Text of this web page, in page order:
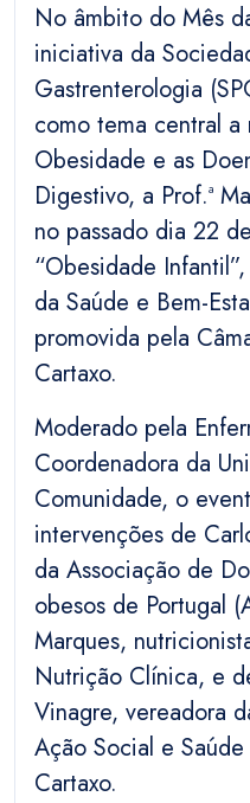
No âmbito do Mês
iniciativa da
Gastrenterologia
como tema central
Obesidade e as
Digestivo, a Prof.ª
no passado dia 22
“Obesidade
da Saúde e Bem-
promovida pela
Cartaxo.
Moderado pela
Coordenadora da
Comunidade, o
intervenções de
da Associação de
obesos de Portugal
Marques,
Nutrição Clínica, e
Vinagre, vereadora
Ação Social e
Cartaxo.